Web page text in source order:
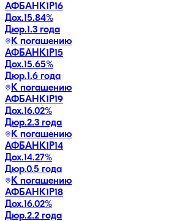
АФБАНК1Р16
Дох.15.84%
Дюр.1.3 года
К погашению
АФБАНК1Р15
Дох.15.65%
Дюр.1.6 года
К погашению
АФБАНК1Р19
Дох.16.02%
Дюр.2.3 года
К погашению
АФБАНК1Р14
Дох.14.27%
Дюр.0.5 года
К погашению
АФБАНК1Р18
Дох.16.02%
Дюр.2.2 года